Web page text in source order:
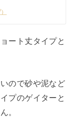
ート丈タイプと
ので砂や泥など
プのゲイターと
。